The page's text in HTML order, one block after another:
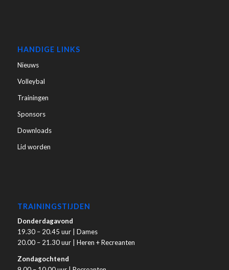
HANDIGE LINKS
Nieuws
Volleybal
Trainingen
Sponsors
Downloads
Lid worden
TRAININGSTIJDEN
Donderdagavond
19.30 – 20.45 uur | Dames
20.00 – 21.30 uur | Heren + Recreanten
Zondagochtend